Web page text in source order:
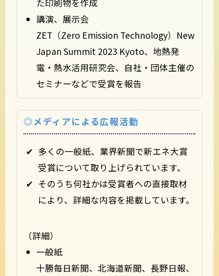
た印刷物を作成
講演、展示会
ZET（Zero Emission Technology）New
Japan Summit 2023 Kyoto、地熱発
電・熱水活用研究会、自社・団体主催の
セミナーなどで受賞を報告
◎メディアによる広報活動
多くの一般紙、業界新聞で新エネ大賞
受賞について取り上げられています。
そのうち何社かは受賞者への直接取材
により、詳細な内容を掲載しています。
（詳細）
一般紙
十勝毎日新聞、北海道新聞、長野日報、